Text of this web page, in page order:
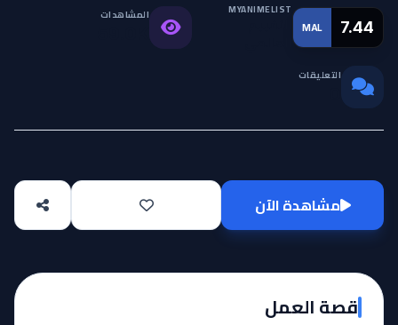
MAL 7.44
MYANIMELIST المشاهدات
التعليقات
مشاهدة الآن
قصة العمل